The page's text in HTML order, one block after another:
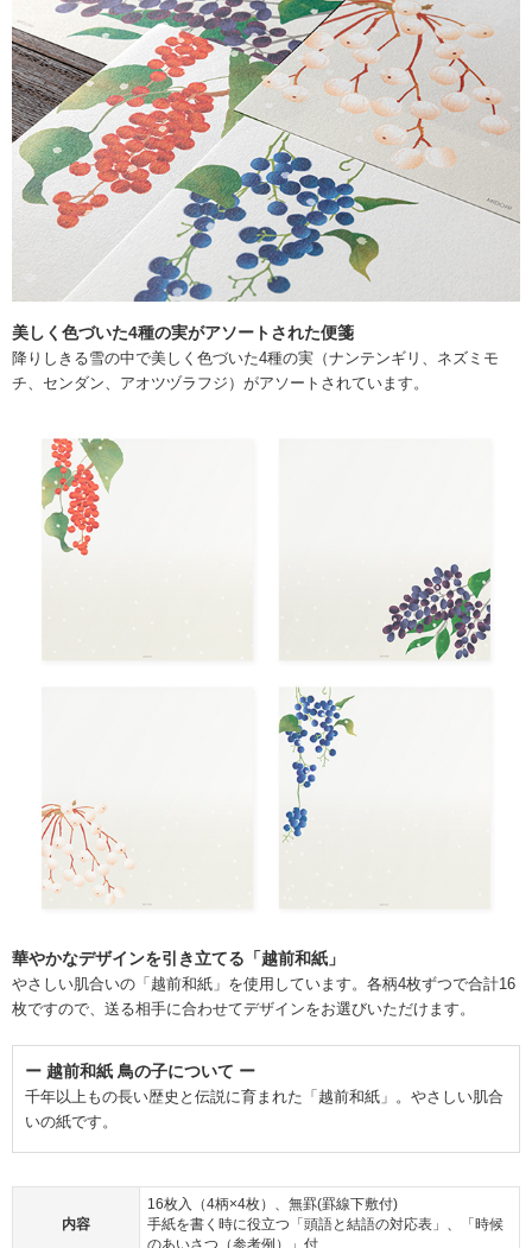
美しく色づいた4種の実がアソートされた便箋
降りしきる雪の中で美しく色づいた4種の実（ナンテンギリ、ネズミモ
チ、センダン、アオツヅラフジ）がアソートされています。
華やかなデザインを引き立てる「越前和紙」
やさしい肌合いの「越前和紙」を使用しています。各柄4枚ずつで合計16
枚ですので、送る相手に合わせてデザインをお選びいただけます。
ー 越前和紙 鳥の子について ー
千年以上もの長い歴史と伝説に育まれた「越前和紙」。やさしい肌合
いの紙です。
内容
16枚入（4柄×4枚）、無罫(罫線下敷付)
手紙を書く時に役立つ「頭語と結語の対応表」、「時候